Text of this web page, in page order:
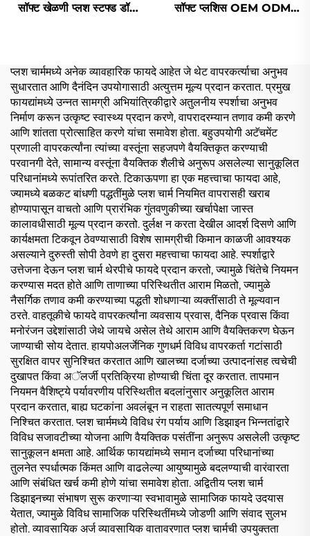
सॉफ्ट खेळणी प्लश स्टफ्ड डॉल
सॉफ्ट प्लशिस OEM ODM
प्लश चार्ममध्ये अनेक व्यावहारिक फायदे आहेत जे थेट वापरकर्त्याचा अनुभव
सुधारतात आणि दैनंदिन उपयोगासाठी अत्युत्तम मूल्य प्रदान करतात. प्रमुख
फायद्यांमध्ये उन्नत सामग्री अभियांत्रिकीद्वारे अतुलनीय स्पर्शाचा अनुभव
निर्माण करून उत्कृष्ट स्वास्थ्य प्रदान करणे, वापरादरम्यान तणाव कमी करणे
आणि शांतता प्रोत्साहित करणे यांचा समावेश होता. बहुउपयोगी अटॅचमेंट
प्रणाली वापरकर्त्यांना त्यांच्या वस्तूंना सहजपणे वैयक्तिकृत करण्याची
परवानगी देते, सामान्य वस्तूंना वैयक्तिक शैलीचे अनुरूप असलेल्या सानुकूलित
परिधानांमध्ये रूपांतरित करते. टिकाऊपणा हा एक महत्त्वाचा फायदा आहे,
ज्यामध्ये बळकट बांधणी पद्धतींमुळे प्लश चार्म नियमित वापरासही खराब
होण्यापासून वाचतो आणि प्रारंभिक गुंतवणुकीच्या खर्चापेक्षा जास्त
कालावधीसाठी मूल्य प्रदान करतो. दुर्लक्ष न करता देखील आदर्श दिसणे आणि
कार्यक्षमता टिकवून ठेवण्यासाठी विशेष सामग्रीची किमान काळजी आवश्यक
असल्याने दुरुस्ती सोपी ठेवणे हा दुसरा महत्त्वाचा फायदा आहे. स्पर्शाद्वारे
उत्तेजना देऊन प्लश चार्म थेरपीचे फायदे प्रदान करतो, ज्यामुळे चिंतेचे नियमन
करण्यास मदत होते आणि ताणाच्या परिस्थितीत आराम मिळतो, ज्यामुळे
नैसर्गिक तणाव कमी करण्याच्या पद्धती शोधणाऱ्या व्यक्तींसाठी ते मूल्यवान
ठरते. वाहतूकीचे फायदे वापरकर्त्यांना व्यवसाय प्रवास, दैनिक प्रवास किंवा
मनोरंजन उद्देशांसाठी जेथे जायचे असेल तेथे आराम आणि वैयक्तिकरण घेऊन
जाण्याची सोय देतात. हायपोअलर्जेनिक गुणधर्म विविध वापरकर्ता गटांसाठी
सुरक्षित वापर सुनिश्चित करतात आणि खालच्या दर्जाच्या उत्पादनांसह त्वचेची
दुखापत किंवा अॅलर्जी प्रतिक्रिया होण्याची चिंता दूर करतात. तापमान
नियमन वैशिष्ट्ये पर्यावरणीय परिस्थितीत बदलांनुसार अनुकूलित आराम
प्रदान करतात, बाह्य घटकांना अवलंबून न राहता सातत्यपूर्ण समाधान
निश्चित करतात. प्लश चार्ममध्ये विविध रंग पर्याय आणि डिझाइन भिन्नतांद्वारे
विविध सजावटीच्या योजना आणि वैयक्तिक पसंतींना अनुरूप असलेली उत्कृष्ट
सानुकूलन क्षमता आहे. आर्थिक फायद्यांमध्ये समान दर्जाच्या परिधानांच्या
तुलनेत स्पर्धात्मक किंमत आणि वाढलेल्या आयुष्यामुळे बदलण्याची वारंवारता
आणि संबंधित खर्च कमी होणे यांचा समावेश होता. अद्वितीय प्लश चार्म
डिझाइनच्या संभाषण सुरू करणाऱ्या स्वभावामुळे सामाजिक फायदे उदयास
येतात, ज्यामुळे विविध सामाजिक परिस्थितींमध्ये जोडणी आणि संवाद सुलभ
होतो. व्यावसायिक अर्ज व्यावसायिक वातावरणात प्लश चार्मची उपयुक्तता